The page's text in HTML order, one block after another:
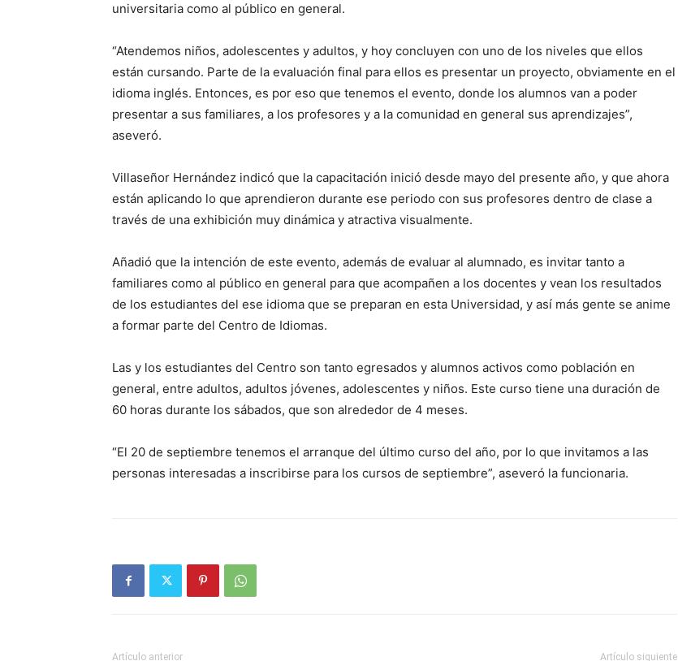
universitaria como al público en general.
“Atendemos niños, adolescentes y adultos, y hoy concluyen con uno de los niveles que ellos
están cursando. Parte de la evaluación final para ellos es presentar un proyecto, obviamente en el
idioma inglés. Entonces, es por eso que tenemos el evento, donde los alumnos van a poder
presentar a sus familiares, a los profesores y a la comunidad en general sus aprendizajes”,
aseveró.
Villaseñor Hernández indicó que la capacitación inició desde mayo del presente año, y que ahora
están aplicando lo que aprendieron durante ese periodo con sus profesores dentro de clase a
través de una exhibición muy dinámica y atractiva visualmente.
Añadió que la intención de este evento, además de evaluar al alumnado, es invitar tanto a
familiares como al público en general para que acompañen a los docentes y vean los resultados
de los estudiantes del ese idioma que se preparan en esta Universidad, y así más gente se anime
a formar parte del Centro de Idiomas.
Las y los estudiantes del Centro son tanto egresados y alumnos activos como población en
general, entre adultos, adultos jóvenes, adolescentes y niños. Este curso tiene una duración de
60 horas durante los sábados, que son alrededor de 4 meses.
“El 20 de septiembre tenemos el arranque del último curso del año, por lo que invitamos a las
personas interesadas a inscribirse para los cursos de septiembre”, aseveró la funcionaria.
Artículo anterior Artículo siguiente